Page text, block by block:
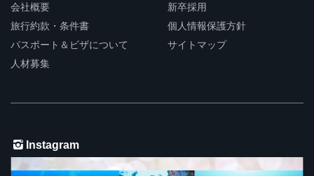
会社概要
旅行約款・条件書
パスポート＆ビザについて
人材募集
新卒採用
個人情報保護方針
サイトマップ
Instagram